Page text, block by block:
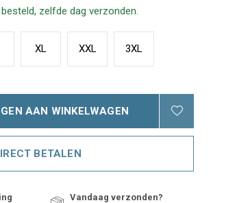
zelfde dag verzonden.
XL XXL 3XL
AAN WINKELWAGEN
BETALEN
Vandaag verzonden?